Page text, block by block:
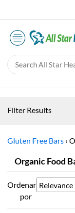
Filter Results
Gluten Free Bars ›
Organic Food
Ordenar
por